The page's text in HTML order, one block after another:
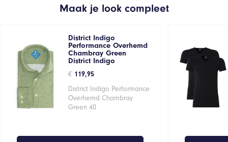
Maak je look compleet
District Indigo
Performance Overhemd
Chambray Green
District Indigo
€ 119,95
District Indigo Performance
Overhemd Chambray
Green 40